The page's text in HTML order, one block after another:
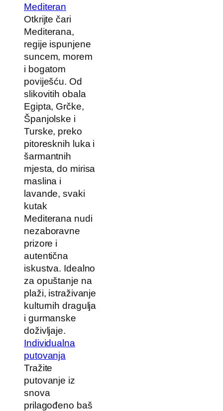
Mediteran
Otkrijte čari
Mediterana,
regije ispunjene
suncem, morem
i bogatom
poviješću. Od
slikovitih obala
Egipta, Grčke,
Španjolske i
Turske, preko
pitoresknih luka i
šarmantnih
mjesta, do mirisa
maslina i
lavande, svaki
kutak
Mediterana nudi
nezaboravne
prizore i
autentična
iskustva. Idealno
za opuštanje na
plaži, istraživanje
kulturnih dragulja
i gurmanske
doživljaje.
Individualna
putovanja
Tražite
putovanje iz
snova
prilagođeno baš